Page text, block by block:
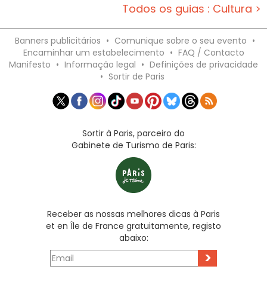
Todos os guias : Cultura >
Banners publicitários • Comunique sobre o seu evento •
Encaminhar um estabelecimento • FAQ / Contacto
Manifesto • Informação legal • Definições de privacidade
• Sortir de Paris
Sortir à Paris, parceiro do
Gabinete de Turismo de Paris:
Receber as nossas melhores dicas à Paris
et en Île de France gratuitamente, registo
abaixo:
>